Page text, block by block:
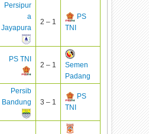
Persipur
a
Jayapura
2 – 1
PS
TNI
PS TNI
2 – 1
Semen
Padang
Persib
Bandung
3 – 1
PS
TNI